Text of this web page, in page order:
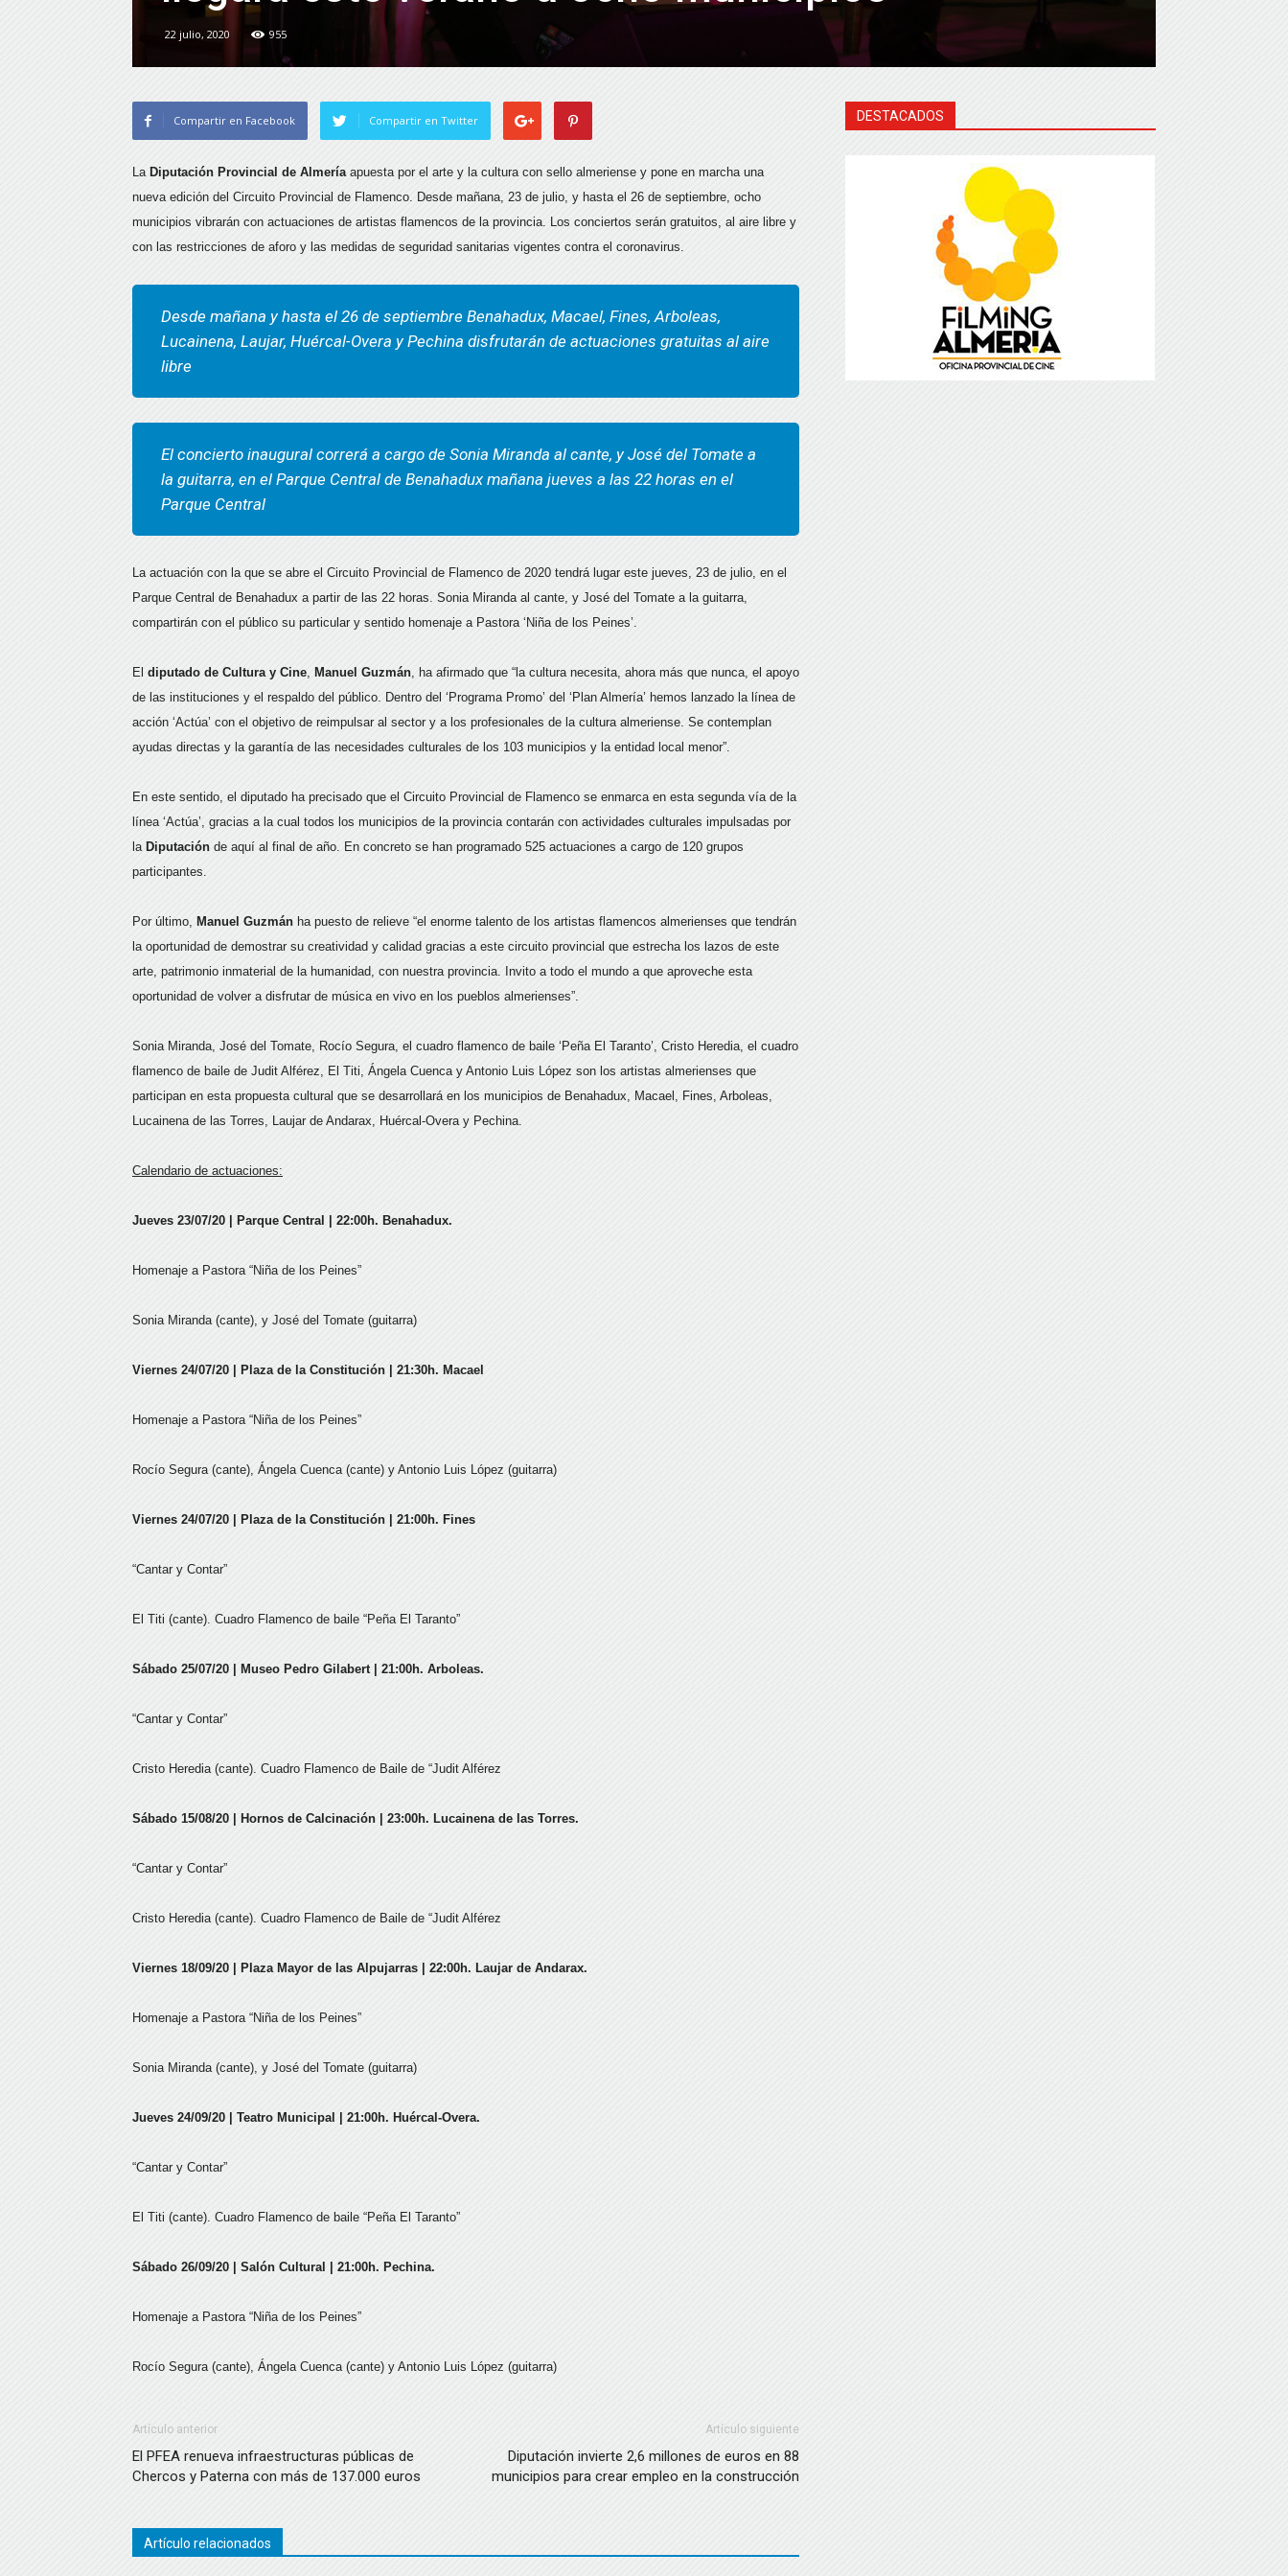
22 julio, 2020 955
Compartir en Facebook Compartir en Twitter
La Diputación Provincial de Almeríaapuesta por el arte y la cultura con sello almeriense y pone en marcha una
nueva edición del Circuito Provincial de Flamenco. Desde mañana, 23 de julio, y hasta el 26 de septiembre, ocho
municipios vibrarán con actuaciones de artistas flamencos de la provincia. Los conciertos serán gratuitos, al aire libre y
con las restricciones de aforo y las medidas de seguridad sanitarias vigentes contra el coronavirus.
Desde mañana y hasta el 26 de septiembre Benahadux, Macael, Fines, Arboleas,
Lucainena, Laujar, Huércal-Overa y Pechina disfrutarán de actuaciones gratuitas al aire
libre
El concierto inaugural correrá a cargo de Sonia Miranda al cante, y José del Tomate a
la guitarra, en el Parque Central de Benahadux mañana jueves a las 22 horas en el
Parque Central
La actuación con la que se abre el Circuito Provincial de Flamenco de 2020 tendrá lugar este jueves, 23 de julio, en el
Parque Central de Benahadux a partir de las 22 horas. Sonia Miranda al cante, y José del Tomate a la guitarra,
compartirán con el público su particular y sentido homenaje a Pastora ‘Niña de los Peines’.
El diputado de Cultura y Cine, Manuel Guzmán, ha afirmado que “la cultura necesita, ahora más que nunca, el apoyo
de las instituciones y el respaldo del público. Dentro del ‘Programa Promo’ del ‘Plan Almería’ hemos lanzado la línea de
acción ‘Actúa’ con el objetivo de reimpulsar al sector y a los profesionales de la cultura almeriense. Se contemplan
ayudas directas y la garantía de las necesidades culturales de los 103 municipios y la entidad local menor”.
En este sentido, el diputado ha precisado que el Circuito Provincial de Flamenco se enmarca en esta segunda vía de la
línea ‘Actúa’, gracias a la cual todos los municipios de la provincia contarán con actividades culturales impulsadas por
la Diputación de aquí al final de año. En concreto se han programado 525 actuaciones a cargo de 120 grupos
participantes.
Por último, Manuel Guzmán ha puesto de relieve “el enorme talento de los artistas flamencos almerienses que tendrán
la oportunidad de demostrar su creatividad y calidad gracias a este circuito provincial que estrecha los lazos de este
arte, patrimonio inmaterial de la humanidad, con nuestra provincia. Invito a todo el mundo a que aproveche esta
oportunidad de volver a disfrutar de música en vivo en los pueblos almerienses”.
Sonia Miranda, José del Tomate, Rocío Segura, el cuadro flamenco de baile ‘Peña El Taranto’, Cristo Heredia, el cuadro
flamenco de baile de Judit Alférez, El Titi, Ángela Cuenca y Antonio Luis López son los artistas almerienses que
participan en esta propuesta cultural que se desarrollará en los municipios de Benahadux, Macael, Fines, Arboleas,
Lucainena de las Torres, Laujar de Andarax, Huércal-Overa y Pechina.
Calendario de actuaciones:
Jueves 23/07/20 | Parque Central | 22:00h. Benahadux.
Homenaje a Pastora “Niña de los Peines”
Sonia Miranda (cante), y José del Tomate (guitarra)
Viernes 24/07/20 | Plaza de la Constitución | 21:30h. Macael
Homenaje a Pastora “Niña de los Peines”
Rocío Segura (cante), Ángela Cuenca (cante) y Antonio Luis López (guitarra)
Viernes 24/07/20 | Plaza de la Constitución | 21:00h. Fines
“Cantar y Contar”
El Titi (cante). Cuadro Flamenco de baile “Peña El Taranto”
Sábado 25/07/20 | Museo Pedro Gilabert | 21:00h. Arboleas.
“Cantar y Contar”
Cristo Heredia (cante). Cuadro Flamenco de Baile de “Judit Alférez
Sábado 15/08/20 | Hornos de Calcinación | 23:00h. Lucainena de las Torres.
“Cantar y Contar”
Cristo Heredia (cante). Cuadro Flamenco de Baile de “Judit Alférez
Viernes 18/09/20 | Plaza Mayor de las Alpujarras | 22:00h. Laujar de Andarax.
Homenaje a Pastora “Niña de los Peines”
Sonia Miranda (cante), y José del Tomate (guitarra)
Jueves 24/09/20 | Teatro Municipal | 21:00h. Huércal-Overa.
“Cantar y Contar”
El Titi (cante). Cuadro Flamenco de baile “Peña El Taranto”
Sábado 26/09/20 | Salón Cultural | 21:00h. Pechina.
Homenaje a Pastora “Niña de los Peines”
Rocío Segura (cante), Ángela Cuenca (cante) y Antonio Luis López (guitarra)
Artículo anterior
El PFEA renueva infraestructuras públicas de
Chercos y Paterna con más de 137.000 euros
Artículo siguiente
Diputación invierte 2,6 millones de euros en 88
municipios para crear empleo en la construcción
Artículo relacionados
DESTACADOS